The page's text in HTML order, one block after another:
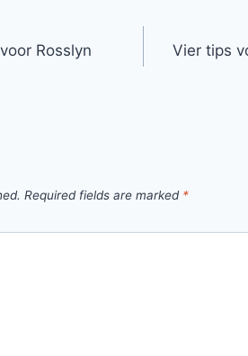
Rosslyn
Vier tips
Required fields are marked *